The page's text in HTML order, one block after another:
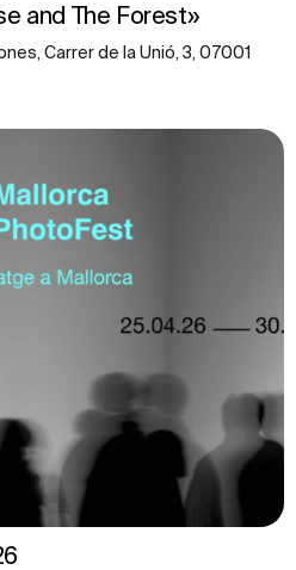
and The Forest»
Carrer de la Unió, 3, 07001